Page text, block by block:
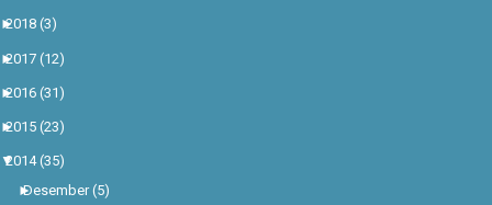
►
2018 (3)
►
2017 (12)
►
2016 (31)
►
2015 (23)
▼
2014 (35)
►
Desember (5)